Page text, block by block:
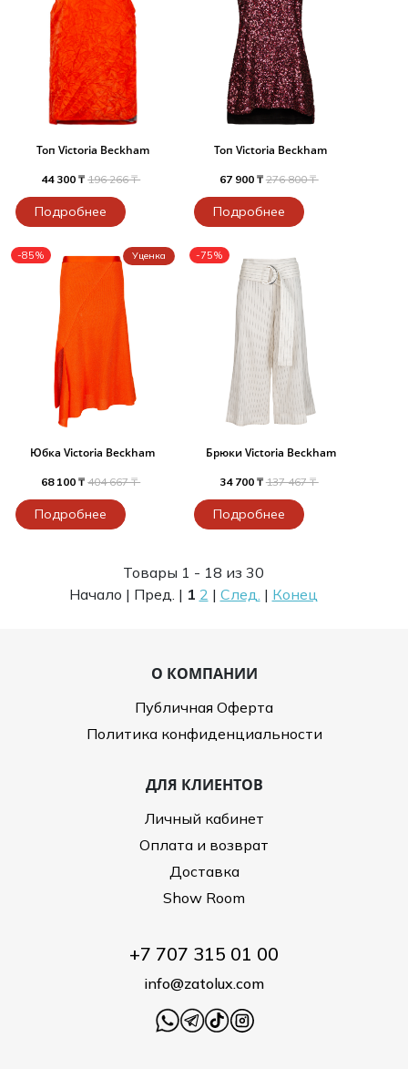
Топ Victoria Beckham
44 300 ₸196 266 ₸
Подробнее
Топ Victoria Beckham
67 900 ₸ 276 800 ₸
Подробнее
-85% Уценка
Юбка Victoria Beckham
68 100 ₸404 667 ₸
Подробнее
-75%
Брюки Victoria Beckham
34 700 ₸ 137 467 ₸
Подробнее
Товары 1 - 18 из 30
Начало | Пред. | 1 2 | След. | Конец
О КОМПАНИИ
Публичная Оферта
Политика конфиденциальности
ДЛЯ КЛИЕНТОВ
Личный кабинет
Оплата и возврат
Доставка
Show Room
+7 707 315 01 00
info@zatolux.com